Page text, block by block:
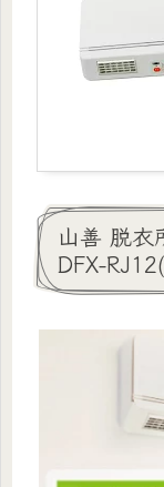
山善 脱衣
DFX-